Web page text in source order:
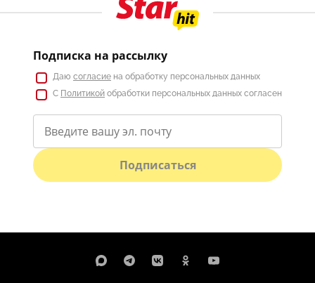
Подписка на рассылку
Даю согласие на обработку персональных данных
С Политикой обработки персональных данных согласен
Подписаться